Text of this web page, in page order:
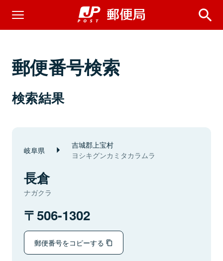
郵便番号検索
検索結果
岐阜県 吉城郡上宝村
ヨシキグンカミタカラムラ
長倉
ナガクラ
506-1302
郵便番号をコピーする